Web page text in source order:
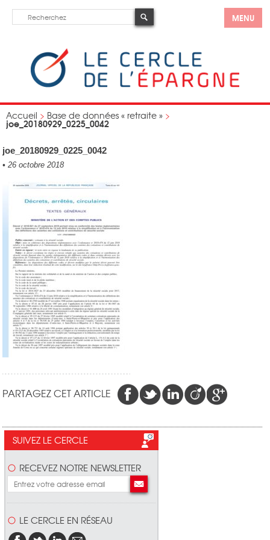
MENU
Accueil > Base de données « retraite » >
joe_20180929_0225_0042
joe_20180929_0225_0042
• 26 octobre 2018
PARTAGEZ CET ARTICLE
SUIVEZ LE CERCLE
RECEVEZ NOTRE NEWSLETTER
LE CERCLE EN RÉSEAU